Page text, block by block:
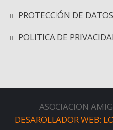
PROTECCIÓN DE DATOS
POLITICA DE
ASOCIACION
DESAROLLADOR WEB: